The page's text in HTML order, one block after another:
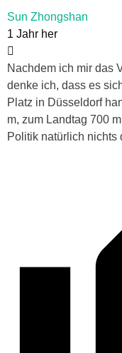
Sun Zhongshan
1 Jahr her
Nachdem ich mir das
denke ich, dass es
Platz in Düsseldorf
m, zum Landtag 700
Politik natürlich nichts